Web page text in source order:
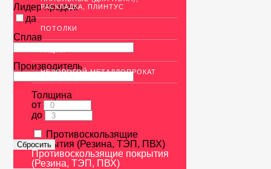
РАСКЛАДКА, ПЛИНТУС
ПОТОЛКИ
НЕДОРОГОЙ МЕТАЛЛОПРОКАТ
Противоскользящие
покрытия (Резина, ТЭП, ПВХ)
Противоскользящие покрытия
(Резина, ТЭП, ПВХ)
Лидер продаж
да
Сплав
Производитель
Толщина
от
до